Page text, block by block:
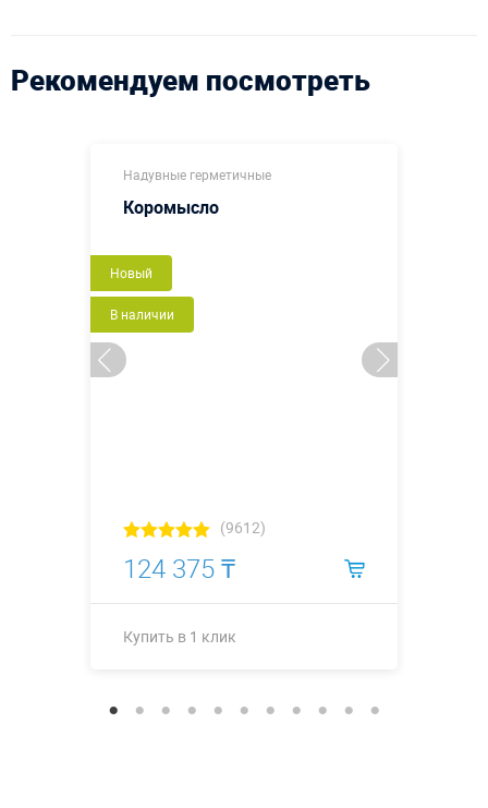
Рекомендуем посмотреть
Надувные герметичные
Коромысло
Новый
В наличии
(9612)
124 375 ₸
Купить в 1 клик